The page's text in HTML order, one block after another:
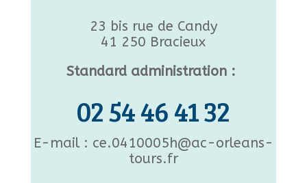
23 bis rue de Candy
41 250 Bracieux
Standard administration :
02 54 46 41 32
E-mail : ce.0410005h@ac-orleans-
tours.fr